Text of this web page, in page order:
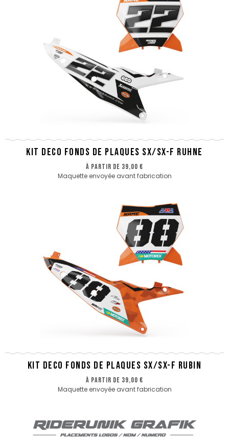
KIT DECO FONDS DE PLAQUES SX/SX-F RUHNE
à partir de 39,00 €
Maquette envoyée avant fabrication
KIT DECO FONDS DE PLAQUES SX/SX-F RUBIN
à partir de 39,00 €
Maquette envoyée avant fabrication